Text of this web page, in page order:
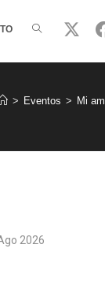
ALTERNAR
> Eventos > Mi
2026